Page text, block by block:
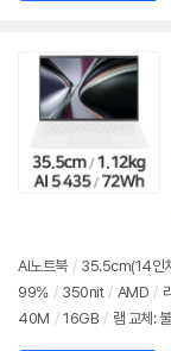
AI노트북 / 35.5cm(14인
99% / 350nit / AMD /
40M / 16GB / 램 교체: